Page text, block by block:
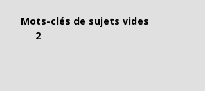
Mots-clés de sujets vides
2